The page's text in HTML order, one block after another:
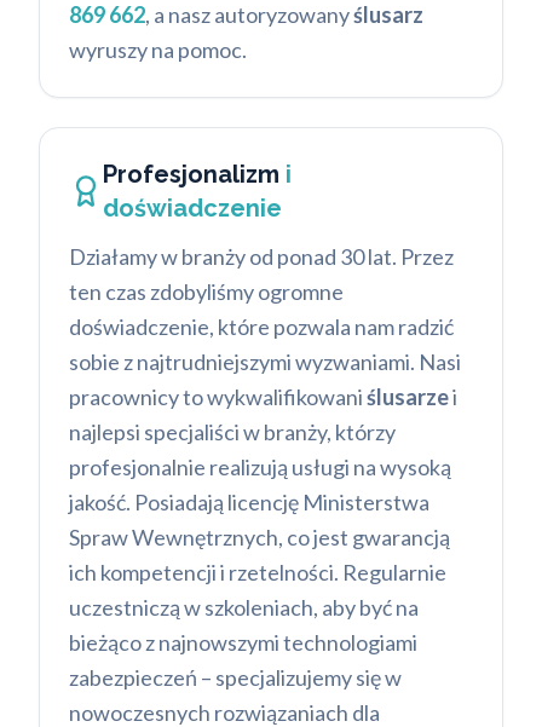
869 662, a nasz autoryzowanyślusarz
wyruszy na pomoc.
Profesjonalizm i
doświadczenie
Działamy w branży od ponad 30 lat. Przez
ten czas zdobyliśmy ogromne
doświadczenie, które pozwala nam radzić
sobie z najtrudniejszymi wyzwaniami. Nasi
pracownicy to wykwalifikowaniślusarzei
najlepsi specjaliści w branży, którzy
profesjonalnie realizują usługi na wysoką
jakość. Posiadają licencję Ministerstwa
Spraw Wewnętrznych, co jest gwarancją
ich kompetencji i rzetelności. Regularnie
uczestniczą w szkoleniach, aby być na
bieżąco z najnowszymi technologiami
zabezpieczeń – specjalizujemy się w
nowoczesnych rozwiązaniach dla